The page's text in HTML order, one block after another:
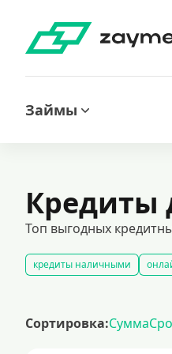
Займы
Кредиты
Топ выгодных
кредиты наличными
лучшие предложения по
Сортировка:Сумма